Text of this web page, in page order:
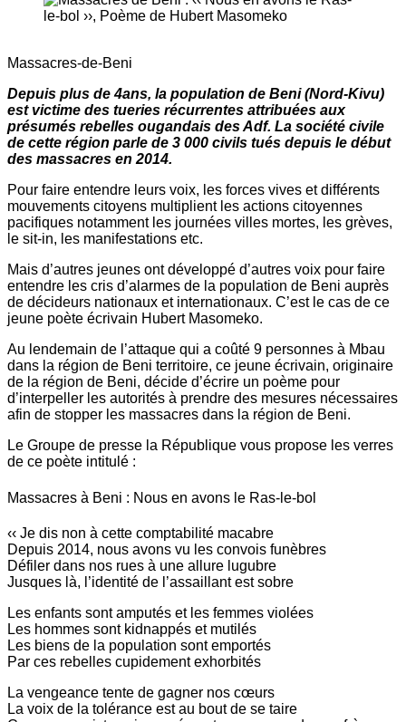
Massacres-de-Beni
Depuis plus de 4ans, la population de Beni (Nord-Kivu)
est victime des tueries récurrentes attribuées aux
présumés rebelles ougandais des Adf. La société civile
de cette région parle de 3 000 civils tués depuis le début
des massacres en 2014.
Pour faire entendre leurs voix, les forces vives et différents
mouvements citoyens multiplient les actions citoyennes
pacifiques notamment les journées villes mortes, les grèves,
le sit-in, les manifestations etc.
Mais d’autres jeunes ont développé d’autres voix pour faire
entendre les cris d’alarmes de la population de Beni auprès
de décideurs nationaux et internationaux. C’est le cas de ce
jeune poète écrivain Hubert Masomeko.
Au lendemain de l’attaque qui a coûté 9 personnes à Mbau
dans la région de Beni territoire, ce jeune écrivain, originaire
de la région de Beni, décide d’écrire un poème pour
d’interpeller les autorités à prendre des mesures nécessaires
afin de stopper les massacres dans la région de Beni.
Le Groupe de presse la République vous propose les verres
de ce poète intitulé :
Massacres à Beni : Nous en avons le Ras-le-bol
‹‹ Je dis non à cette comptabilité macabre
Depuis 2014, nous avons vu les convois funèbres
Défiler dans nos rues à une allure lugubre
Jusques là, l’identité de l’assaillant est sobre
Les enfants sont amputés et les femmes violées
Les hommes sont kidnappés et mutilés
Les biens de la population sont emportés
Par ces rebelles cupidement exhorbités
La vengeance tente de gagner nos cœurs
La voix de la tolérance est au bout de se taire